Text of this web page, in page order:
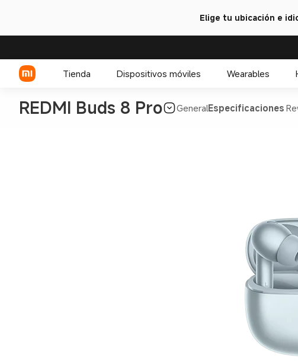
Elige tu ubicación e
Tienda Dispositivos móviles Wearables
REDMI Buds 8 Pro GeneralEspecificaciones